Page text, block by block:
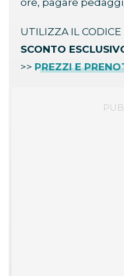
ore, pagare
UTILIZZA IL CODICE
SCONTO
>> PREZZI E